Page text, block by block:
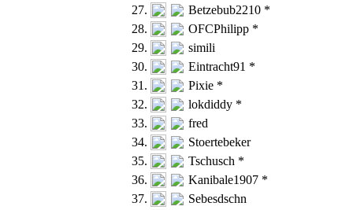
27.
Betzebub2210 *
28.
OFCPhilipp *
29.
simili
30.
Eintracht91 *
31.
Pixie *
32.
lokdiddy *
33.
fred
34.
Stoertebeker
35.
Tschusch *
36.
Kanibale1907 *
37.
Sebesdschn